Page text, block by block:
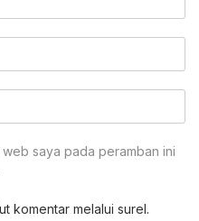
saya pada peramban ini
komentar melalui surel.